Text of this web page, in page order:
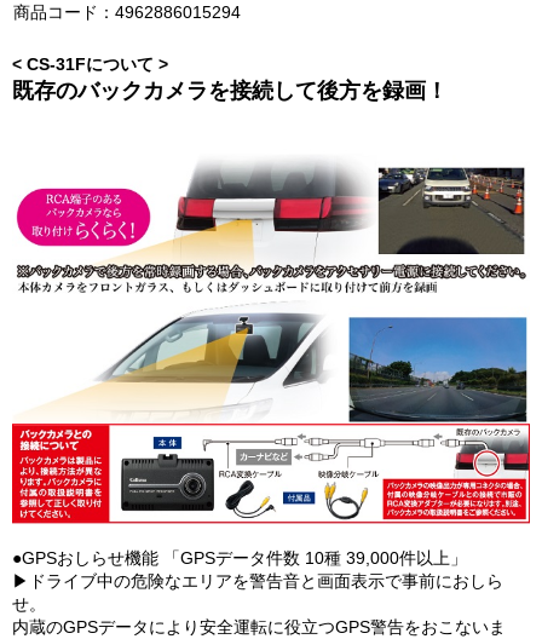
商品コード：4962886015294
< CS-31Fについて >
既存のバックカメラを接続して後方を録画！
●GPSおしらせ機能 「GPSデータ件数 10種 39,000件以上」
▶ドライブ中の危険なエリアを警告音と画面表示で事前におしら
せ。
内蔵のGPSデータにより安全運転に役立つGPS警告をおこないま